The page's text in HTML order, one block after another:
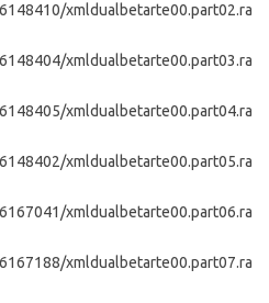
xmldualbetarte00.part02.ra
xmldualbetarte00.part03.ra
xmldualbetarte00.part04.ra
xmldualbetarte00.part05.ra
xmldualbetarte00.part06.ra
xmldualbetarte00.part07.ra